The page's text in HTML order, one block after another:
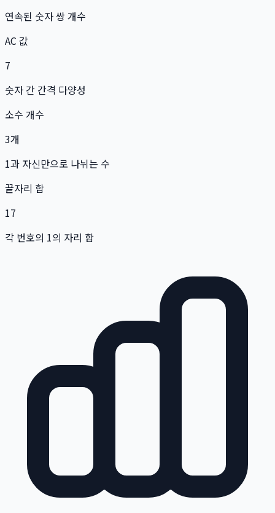
연속된 숫자 쌍 개수
AC 값
7
숫자 간 간격 다양성
소수 개수
3개
1과 자신만으로 나뉘는 수
끝자리 합
17
각 번호의 1의 자리 합